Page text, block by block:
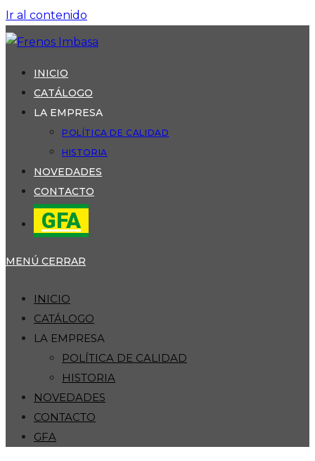
Ir al contenido
INICIO
CATÁLOGO
LA EMPRESA
POLÍTICA DE CALIDAD
HISTORIA
NOVEDADES
CONTACTO
GFA
MENÚ CERRAR
INICIO
CATÁLOGO
LA EMPRESA
POLÍTICA DE CALIDAD
HISTORIA
NOVEDADES
CONTACTO
GFA